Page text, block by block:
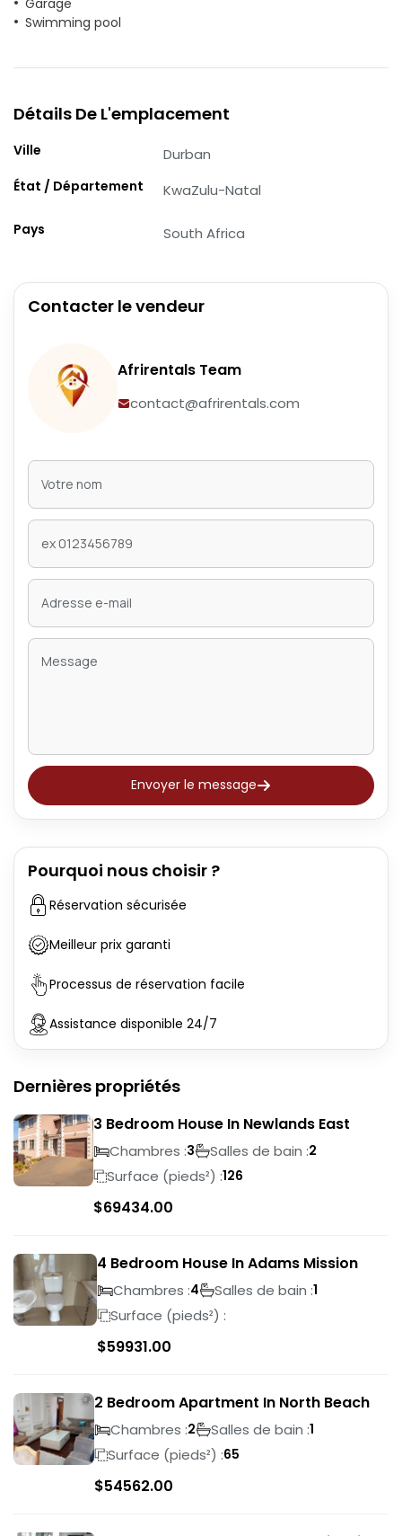
Swimming pool
Détails De L'emplacement
Ville Durban
État / Département KwaZulu-Natal
Pays South Africa
Contacter le vendeur
Afrirentals Team
contact@afrirentals.com
Envoyer le message
Pourquoi nous choisir ?
Réservation sécurisée
Meilleur prix garanti
Processus de réservation facile
Assistance disponible 24/7
Dernières propriétés
3 Bedroom House In Newlands East
Chambres :3 Salles de bain :2
Surface (pieds²) :126
$69434.00
4 Bedroom House In Adams Mission
Chambres :4 Salles de bain :1
Surface (pieds²) :
$59931.00
2 Bedroom Apartment In North Beach
Chambres :2 Salles de bain :1
Surface (pieds²) :65
$54562.00